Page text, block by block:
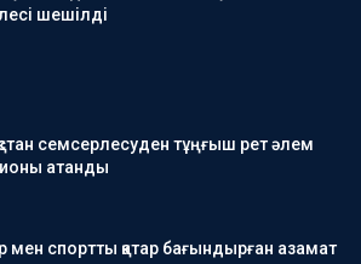
шешілді
семсерлесуден тұңғыш рет әлем
атанды
мен спортты қатар бағындырған азамат